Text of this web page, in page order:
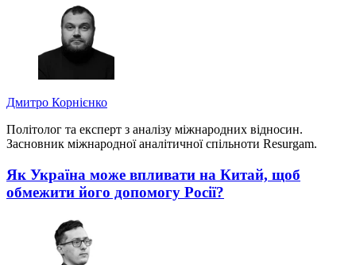
Дмитро Корнієнко
Політолог та експерт з аналізу міжнародних відносин.
Засновник міжнародної аналітичної спільноти Resurgam.
Як Україна може впливати на Китай, щоб
обмежити його допомогу Росії?